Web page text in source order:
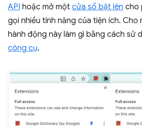
API hoặc mở một cửa sổ bật lên cho
gọi nhiều tính năng của tiện ích.
hành động này làm gì bằng cách sử
công cụ.